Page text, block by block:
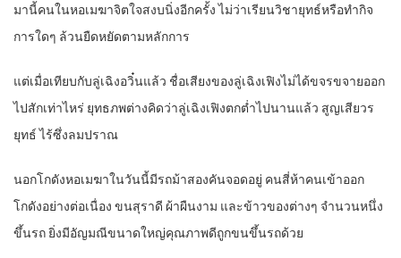
มานี้คนในหอเมฆาจิตใจสงบนิ่งอีกครั้ง ไม่ว่าเรียนวิชายุทธ์หรือทำกิจ
การใดๆ ล้วนยืดหยัดตามหลักการ
แต่เมื่อเทียบกับลู่เฉิงอวิ๋นแล้ว ชื่อเสียงของลู่เฉิงเฟิงไม่ได้ขจรขจายออก
ไปสักเท่าไหร่ ยุทธภพต่างคิดว่าลู่เฉิงเฟิงตกต่ำไปนานแล้ว สูญเสียวร
ยุทธ์ ไร้ซึ่งลมปราณ
นอกโกดังหอเมฆาในวันนี้มีรถม้าสองคันจอดอยู่ คนสี่ห้าคนเข้าออก
โกดังอย่างต่อเนื่อง ขนสุราดี ผ้าผืนงาม และข้าวของต่างๆ จำนวนหนึ่ง
ขึ้นรถ ยิ่งมีอัญมณีขนาดใหญ่คุณภาพดีถูกขนขึ้นรถด้วย